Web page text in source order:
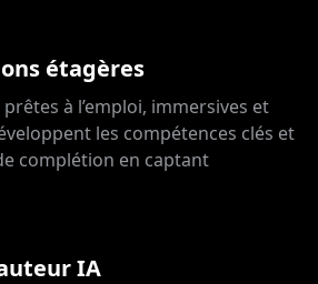
étagères
à l’emploi, immersives et
les compétences clés et
complétion en captant
IA